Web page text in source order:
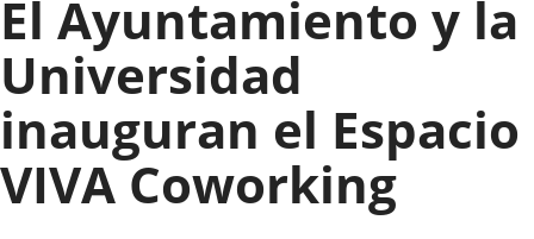
Valladolid
El Ayuntamiento y la
Universidad
inauguran el Espacio
VIVA Coworking